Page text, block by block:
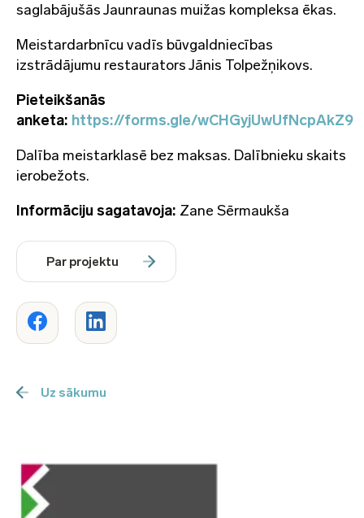
saglabājušās Jaunraunas muižas kompleksa ēkas.
Meistardarbnīcu vadīs būvgaldniecības
izstrādājumu restaurators Jānis Tolpežņikovs.
Pieteikšanās
anketa: https://forms.gle/wCHGyjUwUfNcpAkZ9
Dalība meistarklasē bez maksas. Dalībnieku skaits
ierobežots.
Informāciju sagatavoja: Zane Sērmaukša
Par projektu
Uz sākumu